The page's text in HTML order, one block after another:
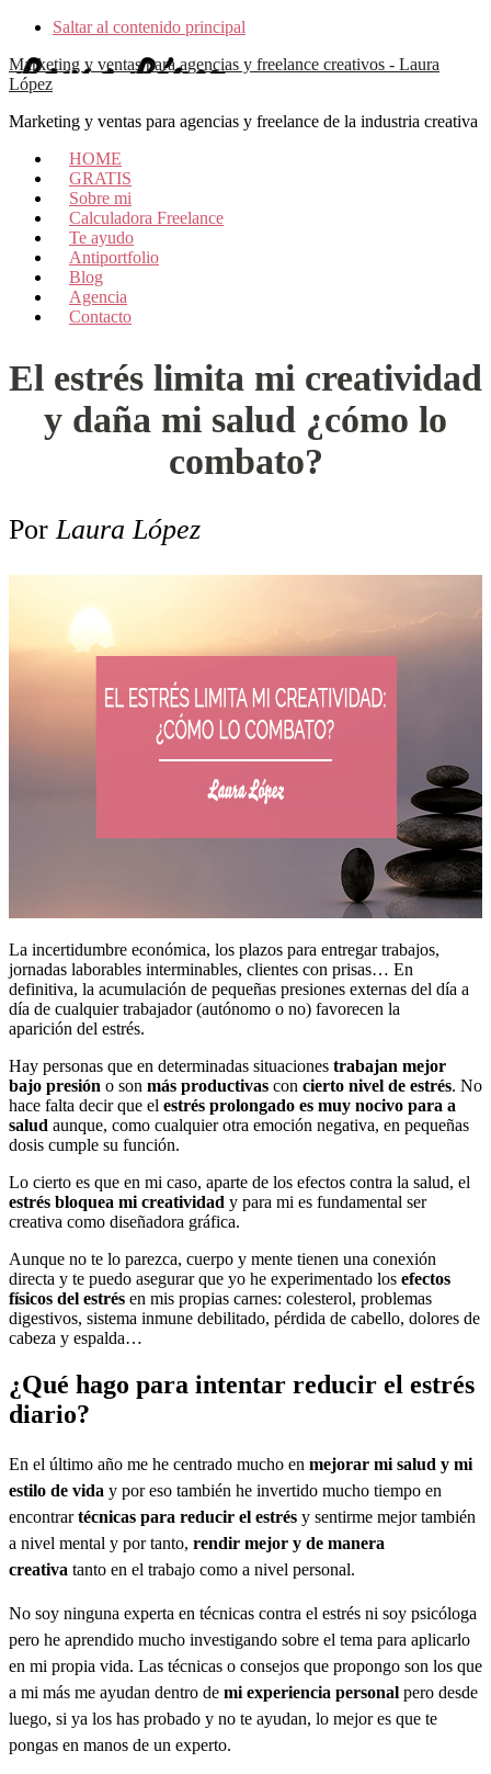
Saltar al contenido principal
Marketing y ventas para agencias y freelance creativos - Laura
López
Marketing y ventas para agencias y freelance de la industria creativa
HOME
GRATIS
Sobre mi
Calculadora Freelance
Te ayudo
Antiportfolio
Blog
Agencia
Contacto
El estrés limita mi creatividad
y daña mi salud ¿cómo lo
combato?
PorLaura López
La incertidumbre económica, los plazos para entregar trabajos,
jornadas laborables interminables, clientes con prisas… En
definitiva, la acumulación de pequeñas presiones externas del día a
día de cualquier trabajador (autónomo o no) favorecen la
aparición del estrés.
Hay personas que en determinadas situaciones trabajan mejor
bajo presión o son más productivas con cierto nivel de estrés. No
hace falta decir que el estrés prolongado es muy nocivo para a
salud aunque, como cualquier otra emoción negativa, en pequeñas
dosis cumple su función.
Lo cierto es que en mi caso, aparte de los efectos contra la salud, el
estrés bloquea mi creatividad y para mi es fundamental ser
creativa como diseñadora gráfica.
Aunque no te lo parezca, cuerpo y mente tienen una conexión
directa y te puedo asegurar que yo he experimentado los efectos
físicos del estrés en mis propias carnes: colesterol, problemas
digestivos, sistema inmune debilitado, pérdida de cabello, dolores de
cabeza y espalda…
¿Qué hago para intentar reducir el estrés
diario?
En el último año me he centrado mucho en mejorar mi salud y mi
estilo de vida y por eso también he invertido mucho tiempo en
encontrartécnicas para reducir el estrés y sentirme mejor también
a nivel mental y por tanto, rendir mejor y de manera
creativa tanto en el trabajo como a nivel personal.
No soy ninguna experta en técnicas contra el estrés ni soy psicóloga
pero he aprendido mucho investigando sobre el tema para aplicarlo
en mi propia vida. Las técnicas o consejos que propongo son los que
a mi más me ayudan dentro de mi experiencia personal pero desde
luego, si ya los has probado y no te ayudan, lo mejor es que te
pongas en manos de un experto.